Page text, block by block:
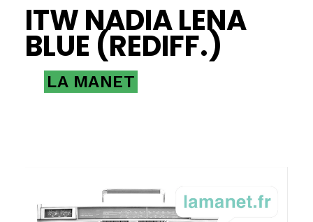
ITW NADIA LENA
BLUE (REDIFF.)
LA MANET